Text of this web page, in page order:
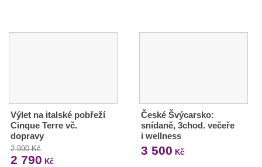
Výlet na italské pobřeží
Cinque Terre vč.
dopravy
2 990 Kč
2 790 Kč
České Švýcarsko:
snídaně, 3chod. večeře
i wellness
3 500 Kč